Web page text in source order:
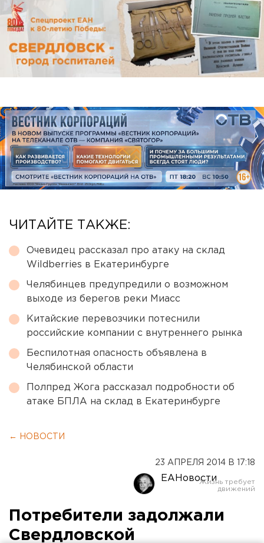
ЧИТАЙТЕ ТАКЖЕ:
Очевидец рассказал про атаку на склад
Wildberries в Екатеринбурге
Челябинцев предупредили о возможном
выходе из берегов реки Миасс
Китайские перевозчики потеснили
российские компании с внутреннего рынка
Беспилотная опасность объявлена в
Челябинской области
Полпред Жога рассказал подробности об
атаке БПЛА на склад в Екатеринбурге
← НОВОСТИ
23 АПРЕЛЯ 2014 В 17:18
ЕАНовости
Потребители задолжали
Свердловской